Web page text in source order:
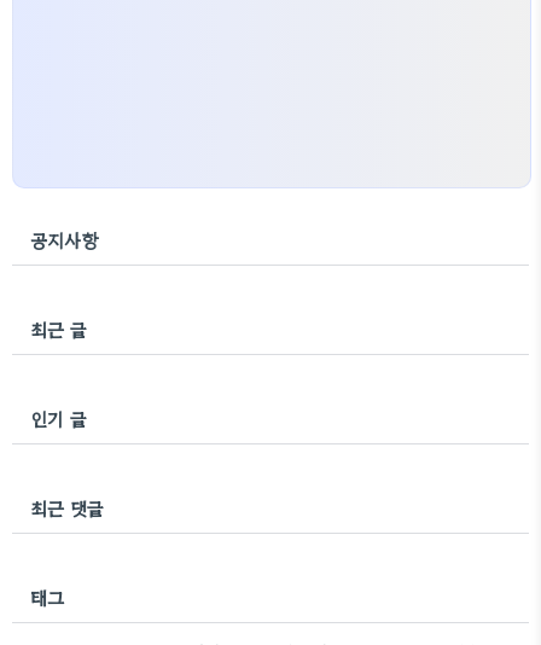
공지사항
최근 글
인기 글
최근 댓글
태그